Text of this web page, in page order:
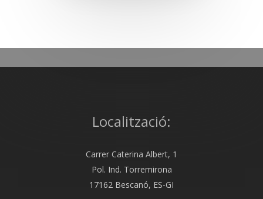
Localització:
Carrer Caterina Albert, 1
Pol. Ind. Torremirona
17162 Bescanó, ES-GI